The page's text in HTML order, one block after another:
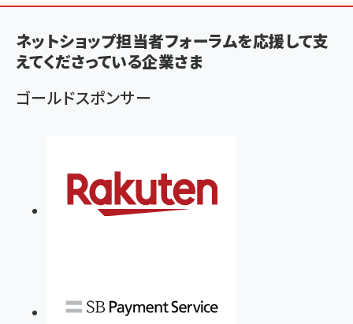
く
ず
ネットショップ担当者フォーラムを応援して支
えてくださっている企業さま
ゴールドスポンサー